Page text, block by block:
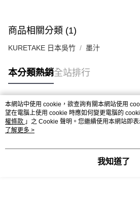
商品相關分類 (1)
KURETAKE 日本吳竹 墨汁
本分類熱銷全站排行
熱門標籤
本網站中使用 cookie，欲查詢有關本網站使用
望在電腦上使用 cookie 時應如何變更電腦的
權條款 」之 Cookie 聲明。您繼續使用本網站即
用條款之 Cookie 聲明使用 cookie。
了解更多 >
我知道了